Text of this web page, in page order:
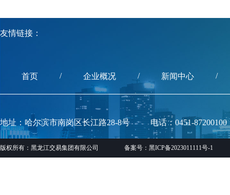
友情链接：
首页 / 企业概况 / 新闻中心 /
地址：哈尔滨市南岗区长江路28-8号 电话：0451-87200100
版权所有：黑龙江交易集团有限公司 备案号：黑ICP备2023011111号-1